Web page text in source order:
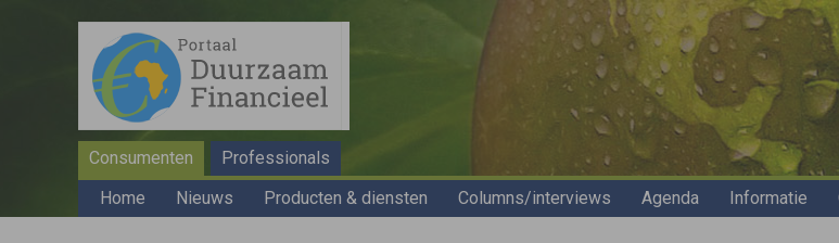
Consumenten
Professionals
Home
Nieuws Producten & diensten Columns/interviews Agenda Informatie